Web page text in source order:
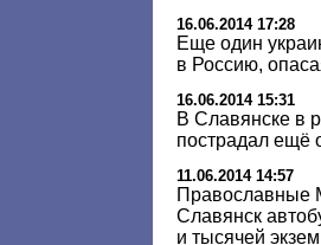
16.06.2014 17:28
Еще один
в Россию,
16.06.2014 15:31
В Славянске в
пострадал ещё
11.06.2014 14:57
Православные
Славянск
и тысячей